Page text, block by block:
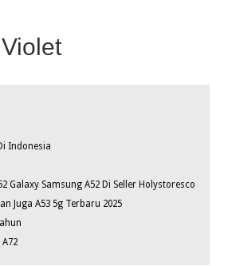
Indonesia
Galaxy Samsung A52 Di Seller Holystoresco
Juga A53 5g Terbaru 2025